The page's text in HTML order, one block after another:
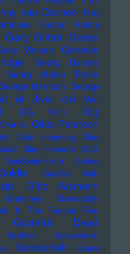
van Dannen Fury
Fusion
Future
Gary Glitter Geese
Vincent
Genesis
Georg Danzer
Georg Stefan Troller
Harrison George
et Jive
Get Well
GG Allin
Gigi
Giles Peterson
Gitte Haenning
Glen
Glen Hansard GLS
Goebbels/Harth
Golden
Goodie Mob
Götz Alsmann
Grammys
Grandaddy
& The Furious Five
Grateful Dead
Grether Schwestern
Grobschnitt
Guano